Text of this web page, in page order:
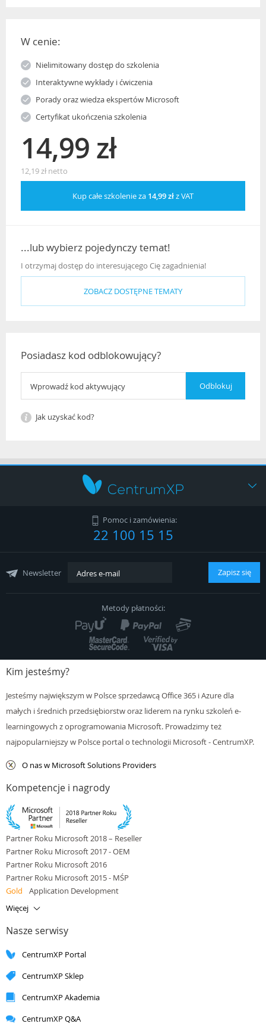
W cenie:
Nielimitowany dostęp do szkolenia
Interaktywne wykłady i ćwiczenia
Porady oraz wiedza ekspertów Microsoft
Certyfikat ukończenia szkolenia
14,99 zł
12,19 zł netto
Kup całe szkolenie za 14,99 złz VAT
...lub wybierz pojedynczy temat!
I otrzymaj dostęp do interesującego Cię zagadnienia!
ZOBACZ DOSTĘPNE TEMATY
Posiadasz kod odblokowujący?
Jak uzyskać kod?
Jak kupić?
Regulamin
Kontakt
Pomoc i zamówienia:
22 100 15 15
Newsletter Zapisz się
Metody płatności:
Kim jesteśmy?
Jesteśmy największym w Polsce sprzedawcą Office 365 i Azure dla
małych i średnich przedsiębiorstw oraz liderem na rynku szkoleń e-
learningowych z oprogramowania Microsoft. Prowadzimy też
najpopularniejszy w Polsce portal o technologii Microsoft - CentrumXP.
O nas w Microsoft Solutions Providers
Kompetencje i nagrody
Partner Roku Microsoft 2018 – Reseller
Partner Roku Microsoft 2017 - OEM
Partner Roku Microsoft 2016
Partner Roku Microsoft 2015 - MŚP
Gold
Application Development
Gold
Application Integration
Gold Cloud Productivity
Gold Small and Midmarket Cloud Solutions
Silver
Silver Application Integration
Silver Cloud Platform
Silver Collaboration and Content
Więcej
Nasze serwisy
CentrumXP Portal
CentrumXP Sklep
CentrumXP Akademia
CentrumXP Q&A